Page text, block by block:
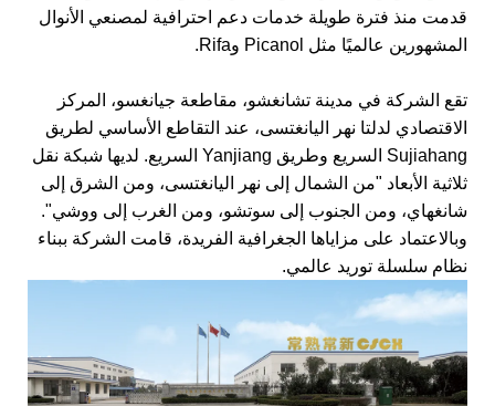
قدمت منذ فترة طويلة خدمات دعم احترافية لمصنعي الأنوال
المشهورين عالميًا مثل Picanol وRifa.
تقع الشركة في مدينة تشانغشو، مقاطعة جيانغسو، المركز
الاقتصادي لدلتا نهر اليانغتسى، عند التقاطع الأساسي لطريق
Sujiahang السريع وطريق Yanjiang السريع. لديها شبكة نقل
ثلاثية الأبعاد "من الشمال إلى نهر اليانغتسى، ومن الشرق إلى
شانغهاي، ومن الجنوب إلى سوتشو، ومن الغرب إلى ووشي".
وبالاعتماد على مزاياها الجغرافية الفريدة، قامت الشركة ببناء
نظام سلسلة توريد عالمي.